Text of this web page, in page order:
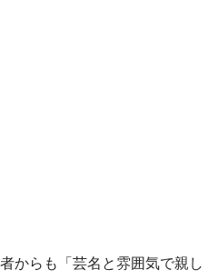
からも「芸名と雰囲気で親し